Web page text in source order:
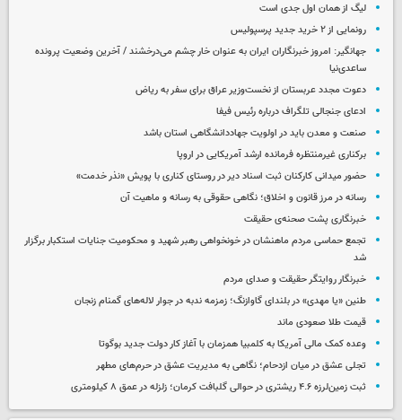
لیگ از همان اول جدی است
رونمایی از ۲ خرید جدید پرسپولیس
جهانگیر: امروز خبرنگاران ایران به عنوان خار چشم می‌درخشند / آخرین وضعیت پرونده
ساعدی‌نیا
دعوت مجدد عربستان از نخست‌وزیر عراق برای سفر به ریاض
ادعای جنجالی تلگراف درباره رئیس فیفا
صنعت و معدن باید در اولویت جهاددانشگاهی استان باشد
برکناری غیرمنتظره فرمانده ارشد آمریکایی در اروپا
حضور میدانی کارکنان ثبت اسناد دیر در روستای کناری با پویش «نذر خدمت»
رسانه در مرز قانون و اخلاق؛ نگاهی حقوقی به رسانه و ماهیت آن
خبرنگاری پشت صحنه‌ی حقیقت
تجمع حماسی مردم ماهنشان در خونخواهی رهبر شهید و محکومیت جنایات استکبار برگزار
شد
خبرنگار روایتگر حقیقت و صدای مردم
طنین «یا مهدی» در بلندای گاوازنگ؛ زمزمه ندبه در جوار لاله‌های گمنام زنجان
قیمت طلا صعودی ماند
وعده کمک مالی آمریکا به کلمبیا همزمان با آغاز کار دولت جدید بوگوتا
تجلی عشق در میان ازدحام؛ نگاهی به مدیریت عشق در حرم‌های مطهر
ثبت زمین‌لرزه ۴.۶ ریشتری در حوالی گلبافت کرمان؛ زلزله در عمق ۸ کیلومتری